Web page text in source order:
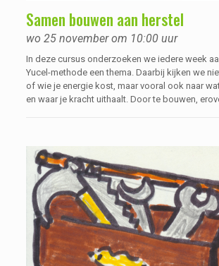
Samen bouwen aan herstel
wo 25 november om 10:00 uur
In deze cursus onderzoeken we iedere week
Yucel-methode een thema. Daarbij kijken we
of wie je energie kost, maar vooral ook naar
en waar je kracht uithaalt. Door te bouwen,
regie zoekt naar wat voor jou werkt.